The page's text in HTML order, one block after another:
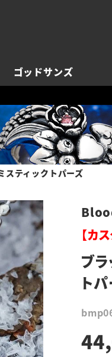
ゴッドサンズ
スティックトパーズ
【カ
ブ
ト